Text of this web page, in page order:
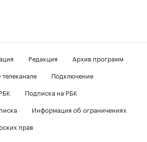
Редакция
Архив программ
Подключение
Подписка на РБК
Информация об ограничениях
прав